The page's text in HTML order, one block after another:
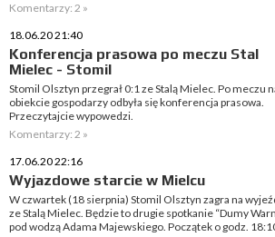
Komentarzy: 2 »
18.06.20 21:40
Konferencja prasowa po meczu Stal
Mielec - Stomil
Stomil Olsztyn przegrał 0:1 ze Stalą Mielec. Po meczu
obiekcie gospodarzy odbyła się konferencja prasowa.
Przeczytajcie wypowedzi.
Komentarzy: 2 »
17.06.20 22:16
Wyjazdowe starcie w Mielcu
W czwartek (18 sierpnia) Stomil Olsztyn zagra na
ze Stalą Mielec. Będzie to drugie spotkanie “Dumy
pod wodzą Adama Majewskiego. Początek o godz.